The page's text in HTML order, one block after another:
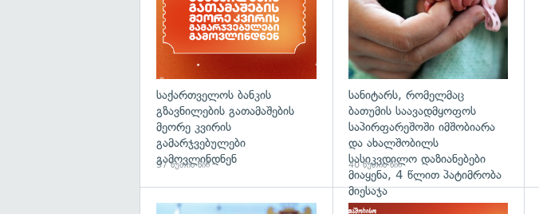
საქართველოს ბანკის
გზავნილების გათამაშების
მეორე კვირის
გამარჯვებულები
გამოვლინდნენ
37 წუთის წინ
სანიტარს, რომელმაც
ბათუმის საავადმყოფოს
საპირფარეშოში იმშობიარა
და ახალშობილს
სასიკვდილო დაზიანებები
მიაყენა, 4 წლით პატიმრობა
მიესაჯა
40 წუთის წინ